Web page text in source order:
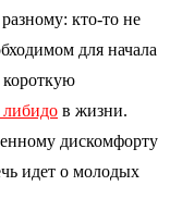
кто-то не
для начала
короткую
в жизни.
дискомфорту
идет о молодых